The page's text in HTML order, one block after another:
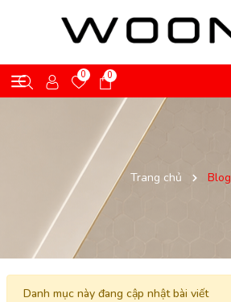
0 0
Trang chủ Blog
Danh mục này đang cập nhật bài viết